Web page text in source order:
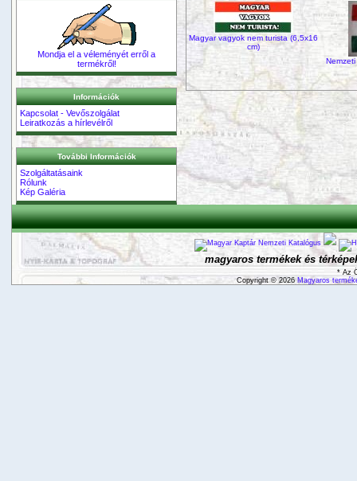
Mondja el a véleményét erről a
termékről!
Információk
Kapcsolat - Vevőszolgálat
Leiratkozás a hírlevélről
További Információk
Szolgáltatásaink
Rólunk
Kép Galéria
Magyar vagyok nem turista (6,5x16
cm)
magyaros termékek és
* Az
Copyright © 2026 Magyaros